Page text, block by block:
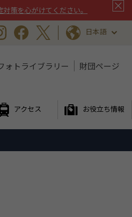
策を心がけてください。
日本語
ォトライブラリー 財団ページ
アクセス お役立ち情報